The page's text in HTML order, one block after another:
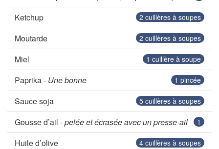
Ketchup 2 cuillères à soupes
Moutarde 2 cuillères à soupes
Miel 1 cuillère à soupe
Paprika - Une bonne 1 pincée
Sauce soja 5 cuillères à soupes
Gousse d’ail -pelée et écrasée avec un presse-ail 1
Huile d’olive 4 cuillères à soupes